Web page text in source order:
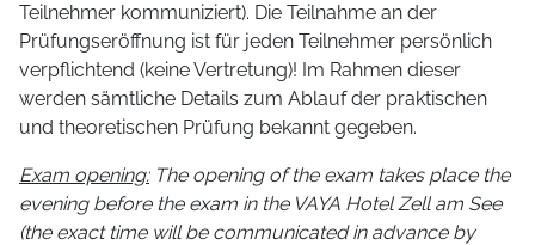
Teilnehmer kommuniziert). Die Teilnahme an der
Prüfungseröffnung ist für jeden Teilnehmer persönlich
verpflichtend (keine Vertretung)! Im Rahmen dieser
werden sämtliche Details zum Ablauf der praktischen
und theoretischen Prüfung bekannt gegeben.
Exam opening:The opening of the exam takes place the
evening before the exam in the VAYA Hotel Zell am See
(the exact time will be communicated in advance by